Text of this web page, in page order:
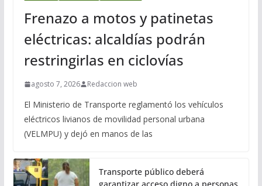
Frenazo a motos y patinetas
eléctricas: alcaldías podrán
restringirlas en ciclovías
agosto 7, 2026 Redaccion web
El Ministerio de Transporte reglamentó los vehículos
eléctricos livianos de movilidad personal urbana
(VELMPU) y dejó en manos de las
Transporte público deberá